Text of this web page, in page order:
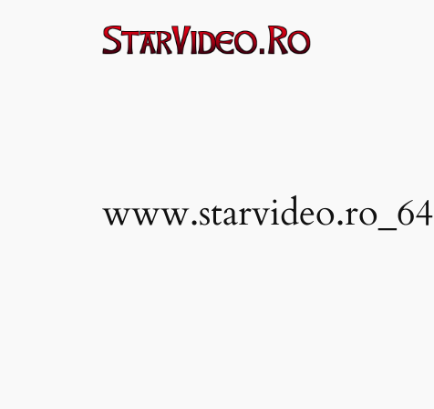
www.starvideo.ro_64